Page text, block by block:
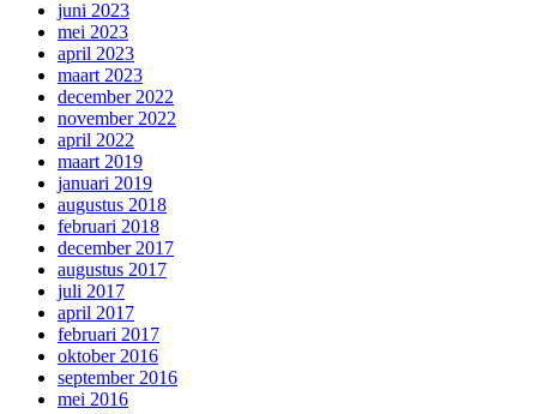
juni 2023
mei 2023
april 2023
maart 2023
december 2022
november 2022
april 2022
maart 2019
januari 2019
augustus 2018
februari 2018
december 2017
augustus 2017
juli 2017
april 2017
februari 2017
oktober 2016
september 2016
mei 2016